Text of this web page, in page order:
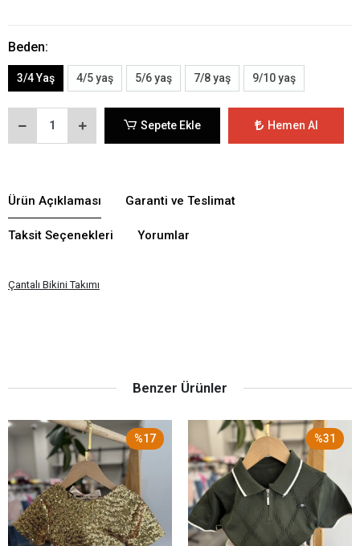
Beden:
3/4 Yaş 4/5 yaş 5/6 yaş 7/8 yaş 9/10 yaş
Sepete Ekle Hemen Al
Ürün Açıklaması Garanti ve Teslimat
Taksit Seçenekleri Yorumlar
Çantalı Bikini Takımı
Benzer Ürünler
%17 %31